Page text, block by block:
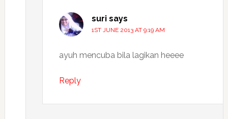
suri says
1ST JUNE 2013 AT 9:19 AM
ayuh mencuba bila lagikan heeee
Reply